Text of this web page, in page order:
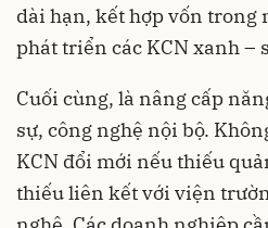
dài hạn, kết hợp vốn trong
phát triển các KCN xanh –
Cuối cùng, là nâng cấp
sự, công nghệ nội bộ.
KCN đổi mới nếu thiếu
thiếu liên kết với viện